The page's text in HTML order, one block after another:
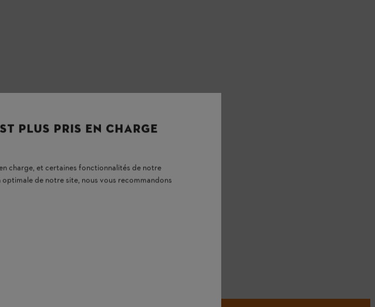
PLUS PRIS EN CHARGE
charge, et certaines fonctionnalités de notre
de notre site, nous vous recommandons